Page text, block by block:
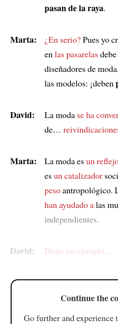
pasan de la raya.
Marta: ¿En serio?Pues yo
en las pasarelasdebe
diseñadores de moda,
las modelos: ¡deben
David: La moda se ha
de…
Marta: La moda esun
esun catalizador
pesoantropológico.
han ayudado alas
independientes.
David: Dime un ejemplo…
Continue the
Go further and